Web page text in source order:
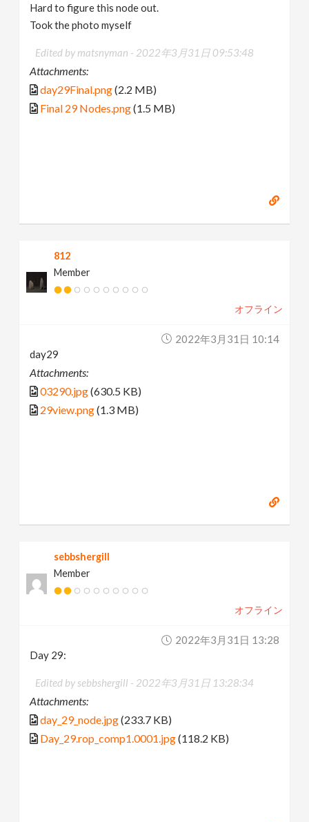
Hard to figure this node out.
Took the photo myself
Edited by matsnyman - 2022年3月31日 09:53:48
Attachments:
day29Final.png(2.2 MB)
Final 29 Nodes.png(1.5 MB)
812
Member
オフライン
2022年3月31日 10:14
day29
Attachments:
03290.jpg(630.5 KB)
29view.png(1.3 MB)
sebbshergill
Member
オフライン
2022年3月31日 13:28
Day 29:
Edited by sebbshergill - 2022年3月31日 13:28:34
Attachments:
day_29_node.jpg(233.7 KB)
Day_29.rop_comp1.0001.jpg(118.2 KB)